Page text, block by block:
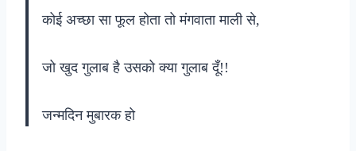
कोई अच्छा सा फूल होता तो मंगवाता माली से,
जो खुद गुलाब है उसको क्या गुलाब दूँ!!
जन्मदिन मुबारक हो